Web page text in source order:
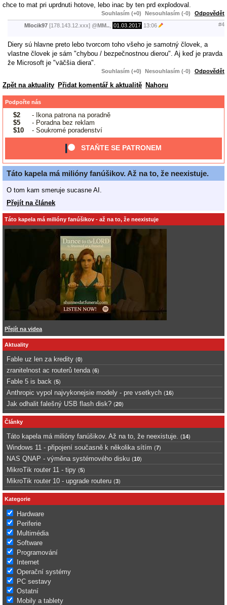
chce to mat pri uprdnuti hotove, lebo inac by ten prd explodoval.
Souhlasím (+0) Nesouhlasím (-0) Odpovědět
Mlocik97 [178.143.12.xxx] @MM.. 01.03.2017 13:06 #4
Diery sú hlavne preto lebo tvorcom toho všeho je samotný človek, a
vlastne človek je sám "chybou / bezpečnostnou dierou". Aj keď je pravda
že Microsoft je "väčšia diera".
Souhlasím (+0) Nesouhlasím (-0) Odpovědět
Zpět na aktuality Přidat komentář k aktualitě Nahoru
Podpořte nás
$2
- Ikona patrona na poradně
$5
- Poradna bez reklam
$10
- Soukromé poradenství
STAŇTE SE PATRONEM
Táto kapela má milióny fanúšikov. Až na to, že neexistuje.
O tom kam smeruje sucasne AI.
Přejít na článek
Táto kapela má milióny fanúšikov - až na to, že neexistuje
Přejít na videa
Aktuality
Fable uz len za kredity (0)
zranitelnost ac routerů tenda (6)
Fable 5 is back (5)
Anthropic vypol najvykonejsie modely - pre vsetkych (16)
Jak odhalit falešný USB flash disk? (20)
Články
Táto kapela má milióny fanúšikov. Až na to, že neexistuje. (14)
Windows 11 - připojení současně k několika sítím (7)
NAS QNAP - výměna systémového disku (10)
MikroTik router 11 - tipy (5)
MikroTik router 10 - upgrade routeru (3)
Kategorie
Hardware
Periferie
Multimédia
Software
Programování
Internet
Operační systémy
PC sestavy
Ostatní
Mobily a tablety